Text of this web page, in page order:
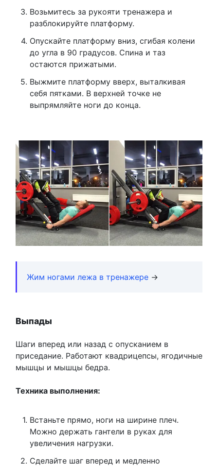
Возьмитесь за рукояти тренажера и
разблокируйте платформу.
Опускайте платформу вниз, сгибая колени
до угла в 90 градусов. Спина и таз
остаются прижатыми.
Выжмите платформу вверх, выталкивая
себя пятками. В верхней точке не
выпрямляйте ноги до конца.
Жим ногами лежа в тренажере →
Выпады
Шаги вперед или назад с опусканием в
приседание. Работают квадрицепсы, ягодичные
мышцы и мышцы бедра.
Техника выполнения:
Встаньте прямо, ноги на ширине плеч.
Можно держать гантели в руках для
увеличения нагрузки.
Сделайте шаг вперед и медленно